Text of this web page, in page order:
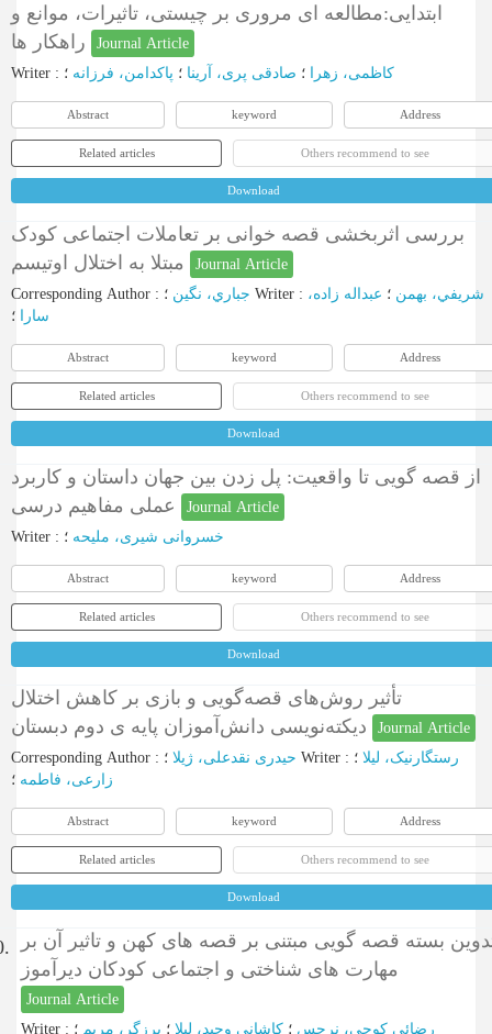
ابتدایی:مطالعه ای مروری بر چیستی، تاثیرات، موانع و
Journal Article
Writer : کاظمی، زهرا ؛ صادقی پری، آرینا ؛ پاکدامن، فرزانه ؛
Abstract keyword Address
Related articles Others recommend to see
Download
بررسی اثربخشی قصه خوانی بر تعاملات اجتماعی کودک
Journal Article
Corresponding Author : جباري، نگين Writer : شريفي، بهمن ؛ عبداله زاده،
سارا
؛
Abstract keyword Address
Related articles Others recommend to see
Download
از قصه گویی تا واقعیت: پل زدن بین جهان داستان و کاربرد
Journal Article
Writer : خسروانی شیری، ملیحه ؛
Abstract keyword Address
Related articles Others recommend to see
Download
تأثیر روش‌های قصه‌گویی و بازی بر کاهش اختلال
Journal Article
Corresponding Author : حیدری نقدعلی، ژیلا Writer : رستگارنیک، لیلا ؛
زارعی، فاطمه ؛
Abstract keyword Address
Related articles Others recommend to see
Download
بسته قصه گویی مبتنی بر قصه های کهن و تاثیر آن بر
مهارت های شناختی و اجتماعی کودکان دیرآموز
Journal Article
Writer : رضائی کوچی، نرجس ؛ کاشانی وحید، لیلا ؛ برزگر، مریم ؛